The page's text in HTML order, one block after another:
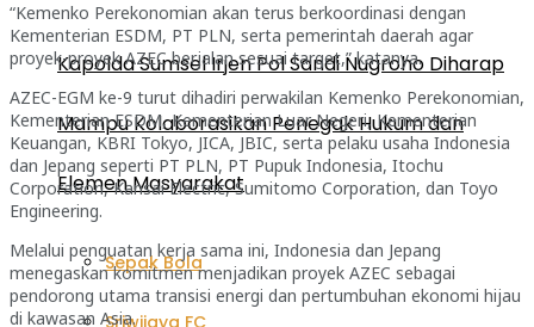
Kapolda Sumsel Irjen Pol Sandi Nugroho Diharap
Mampu Kolaborasikan Penegak Hukum dan
Elemen Masyarakat
Sepak Bola
Sriwijaya FC
“Kemenko Perekonomian akan terus berkoordinasi dengan
Kementerian ESDM, PT PLN, serta pemerintah daerah agar
proyek-proyek AZEC berjalan sesuai target,” katanya.
AZEC-EGM ke-9 turut dihadiri perwakilan Kemenko Perekonomian,
Kementerian ESDM, Kementerian Luar Negeri, Kementerian
Keuangan, KBRI Tokyo, JICA, JBIC, serta pelaku usaha Indonesia
dan Jepang seperti PT PLN, PT Pupuk Indonesia, Itochu
Corporation, Kansai Electric, Sumitomo Corporation, dan Toyo
Engineering.
Melalui penguatan kerja sama ini, Indonesia dan Jepang
menegaskan komitmen menjadikan proyek AZEC sebagai
pendorong utama transisi energi dan pertumbuhan ekonomi hijau
di kawasan Asia.